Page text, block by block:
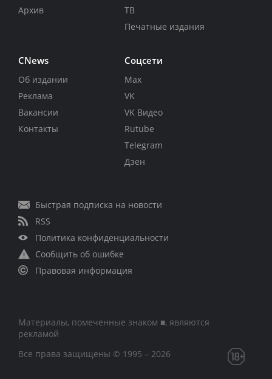
Архив
ТВ
Печатные издания
CNews
Об издании
Реклама
Вакансии
Контакты
Соцсети
Max
VK
VK Видео
Rutube
Telegram
Дзен
Быстрая подписка на новости
RSS
Политика конфиденциальности
Сообщить об ошибке
Правовая информация
Материалы, помеченные знаком ■, являются
рекламой
Все права защищены © 1995 – 2026